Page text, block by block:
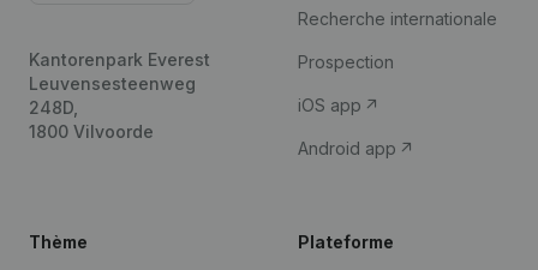
Kantorenpark Everest
Leuvensesteenweg
248D,
1800 Vilvoorde
Recherche internationale
Prospection
iOS app
Android app
Thème Plateforme